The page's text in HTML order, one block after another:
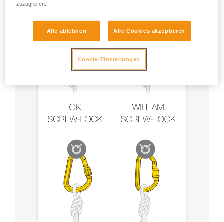
zuzugreifen.
Alle ablehnen Alle Cookies akzeptieren
Cookie-Einstellungen